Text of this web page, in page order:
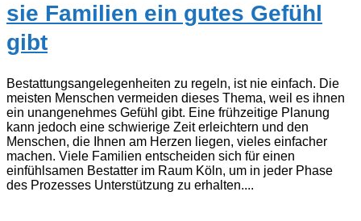
sie Familien ein gutes Gefühl
gibt
Bestattungsangelegenheiten zu regeln, ist nie einfach. Die
meisten Menschen vermeiden dieses Thema, weil es ihnen
ein unangenehmes Gefühl gibt. Eine frühzeitige Planung
kann jedoch eine schwierige Zeit erleichtern und den
Menschen, die Ihnen am Herzen liegen, vieles einfacher
machen. Viele Familien entscheiden sich für einen
einfühlsamen Bestatter im Raum Köln, um in jeder Phase
des Prozesses Unterstützung zu erhalten....